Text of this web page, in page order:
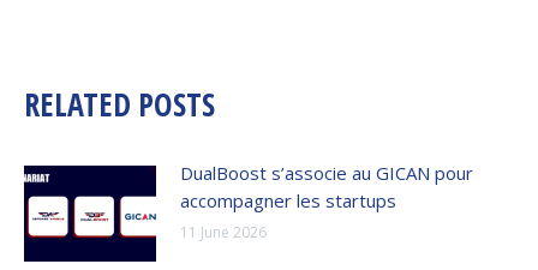
RELATED POSTS
DualBoost s’associe au GICAN pour
accompagner les startups
11 June 2026